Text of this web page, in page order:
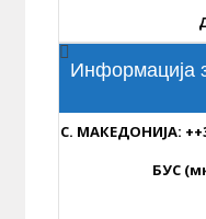
Информација
С. МАКЕДОНИЈА:
БУС